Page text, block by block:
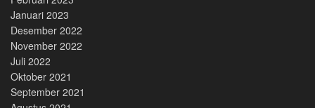
Januari 2023
Desember 2022
November 2022
Juli 2022
Oktober 2021
September 2021